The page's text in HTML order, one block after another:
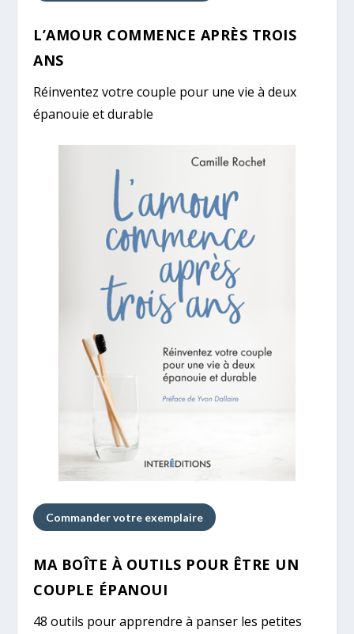
L’AMOUR COMMENCE APRÈS TROIS
ANS
Réinventez votre couple pour une vie à deux
épanouie et durable
Commander votre exemplaire
MA BOÎTE À OUTILS POUR ÊTRE UN
COUPLE ÉPANOUI
48 outils pour apprendre à panser les petites